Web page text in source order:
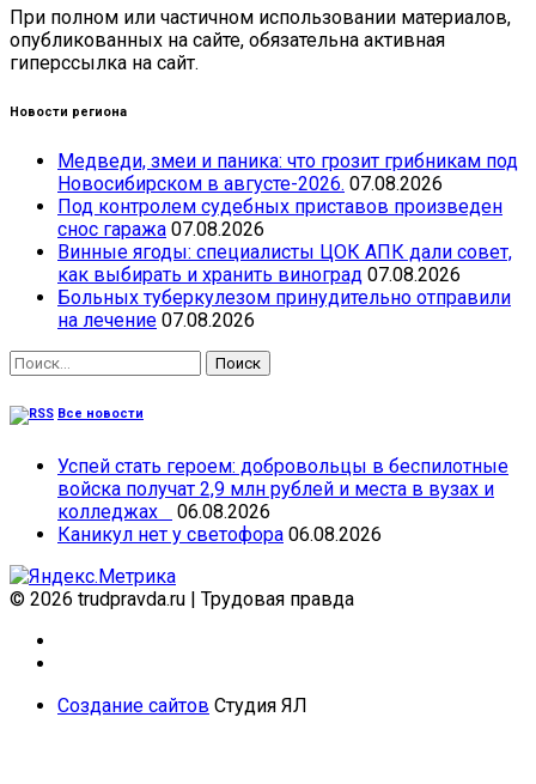
При полном или частичном использовании материалов,
опубликованных на сайте, обязательна активная
гиперссылка на сайт.
Новости региона
Медведи, змеи и паника: что грозит грибникам под
Новосибирском в августе-2026. 07.08.2026
Под контролем судебных приставов произведен
снос гаража 07.08.2026
Винные ягоды: специалисты ЦОК АПК дали совет,
как выбирать и хранить виноград 07.08.2026
Больных туберкулезом принудительно отправили
на лечение 07.08.2026
Найти:
Все новости
Успей стать героем: добровольцы в беспилотные
войска получат 2,9 млн рублей и места в вузах и
колледжах
06.08.2026
Каникул нет у светофора 06.08.2026
© 2026 trudpravda.ru | Трудовая правда
Создание сайтов Студия ЯЛ